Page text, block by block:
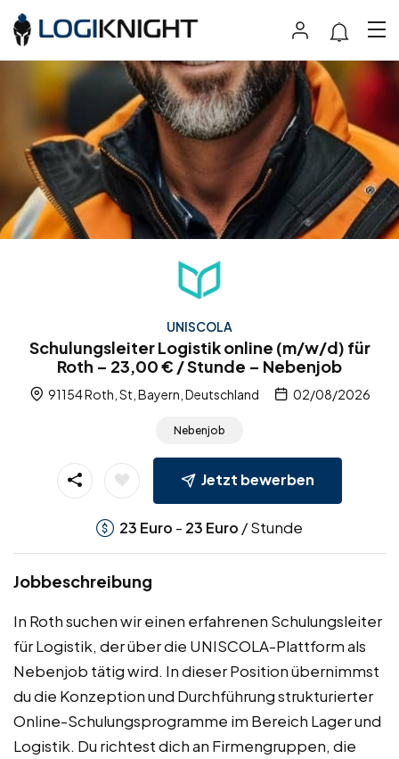
UNISCOLA
Schulungsleiter Logistik online (m/w/d) für
Roth – 23,00 € / Stunde – Nebenjob
91154 Roth, St, Bayern, Deutschland 02/08/2026
Nebenjob
Jetzt bewerben
23 Euro - 23 Euro / Stunde
Jobbeschreibung
In Roth suchen wir einen erfahrenen Schulungsleiter
für Logistik, der über die UNISCOLA-Plattform als
Nebenjob tätig wird. In dieser Position übernimmst
du die Konzeption und Durchführung strukturierter
Online-Schulungsprogramme im Bereich Lager und
Logistik. Du richtest dich an Firmengruppen, die